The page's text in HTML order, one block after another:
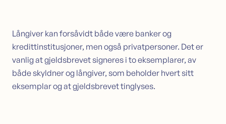
Långiver kan forsåvidt både være banker og
kredittinstitusjoner, men også privatpersoner. Det er
vanlig at gjeldsbrevet signeres i to eksemplarer, av
både skyldner og långiver, som beholder hvert sitt
eksemplar og at gjeldsbrevet tinglyses.